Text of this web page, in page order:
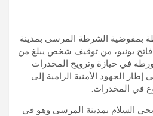
بمفوضية الشرطة المرسى بمدينة
فاتح يونيو، من توقيف شخص يبلغ من
في تورطه في حيازة وترويج المخدرات
إطار الجهود الأمنية الرامية إلى
في المخدرات.
السلام بمدينة المرسى وهو في